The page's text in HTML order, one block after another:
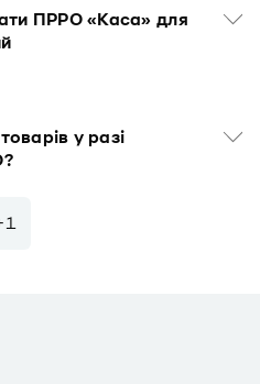
ПРРО «Каса» для
у разі